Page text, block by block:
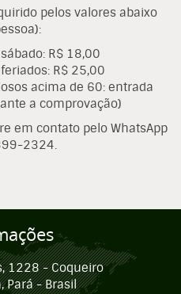
pelos valores abaixo
R$ 18,00
R$ 25,00
acima de 60: entrada
a comprovação)
em contato pelo WhatsApp
2324.
1228 - Coqueiro
Pará - Brasil